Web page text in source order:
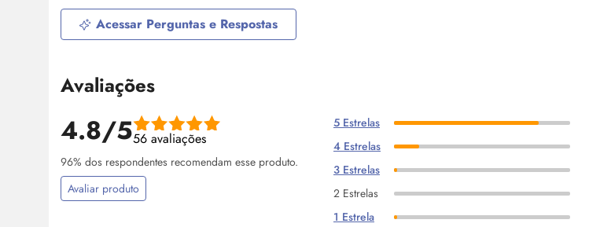
Acessar Perguntas e Respostas
Avaliações
4.8/556 avaliações
96% dos respondentes recomendam esse produto.
Avaliar produto
5 Estrelas
4 Estrelas
3 Estrelas
2 Estrelas
1 Estrela